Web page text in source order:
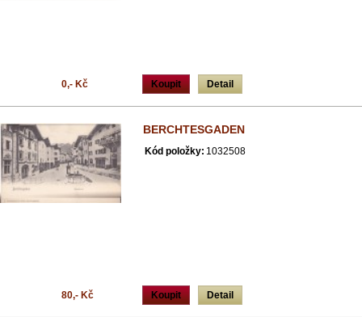
Koupit Detail
0,- Kč
BERCHTESGADEN
Kód položky: 1032508
Koupit Detail
80,- Kč